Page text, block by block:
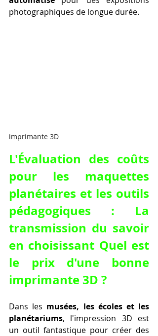
photographiques de longue durée.
imprimante 3D
L'Évaluation des coûts
pour les maquettes
planétaires et les outils
pédagogiques : La
transmission du savoir
en choisissant Quel est
le prix d'une bonne
imprimante 3D ?
Dans les musées, les écoles et les
planétariums, l'impression 3D est